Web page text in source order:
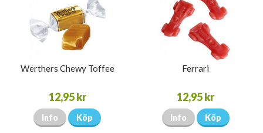
Werthers Chewy Toffee
12,95 kr
Info Köp
Ferrari
12,95 kr
Info Köp